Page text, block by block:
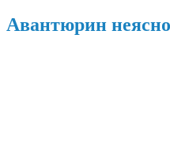
Авантюрин